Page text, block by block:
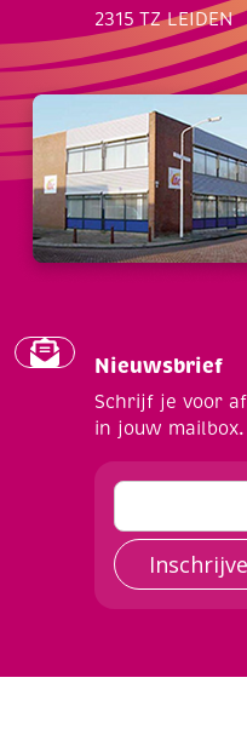
2315 TZ LEIDEN
Nieuwsbrief
Schrijf je voor
in jouw mailbox.